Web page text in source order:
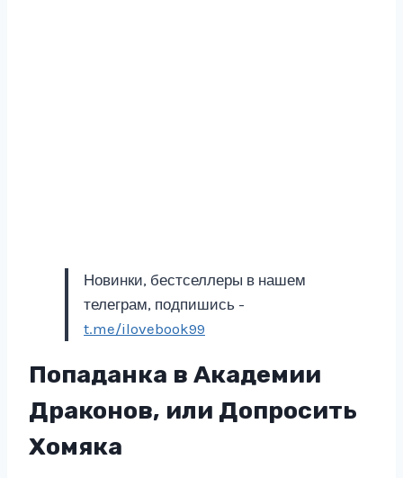
Новинки, бестселлеры в нашем
телеграм, подпишись -
t.me/ilovebook99
Попаданка в Академии
Драконов, или Допросить
Хомяка